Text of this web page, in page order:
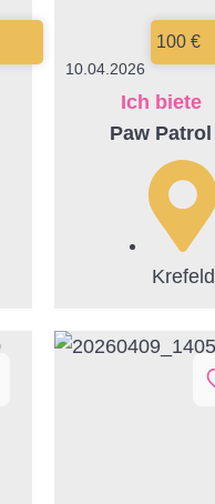
10.04.2026
Ich biete
Paw Patrol
Krefeld
100 €